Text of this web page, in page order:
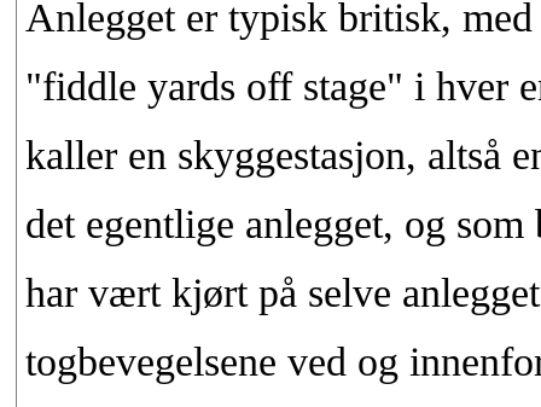
Anlegget er typisk britisk, med
"fiddle yards off stage" i hver
kaller en skyggestasjon, altså
det egentlige anlegget, og
har vært kjørt på selve
togbevegelsene ved og